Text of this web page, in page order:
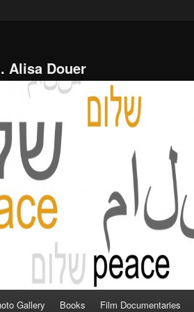
Alisa Douer
Gallery Books Film Documentaries